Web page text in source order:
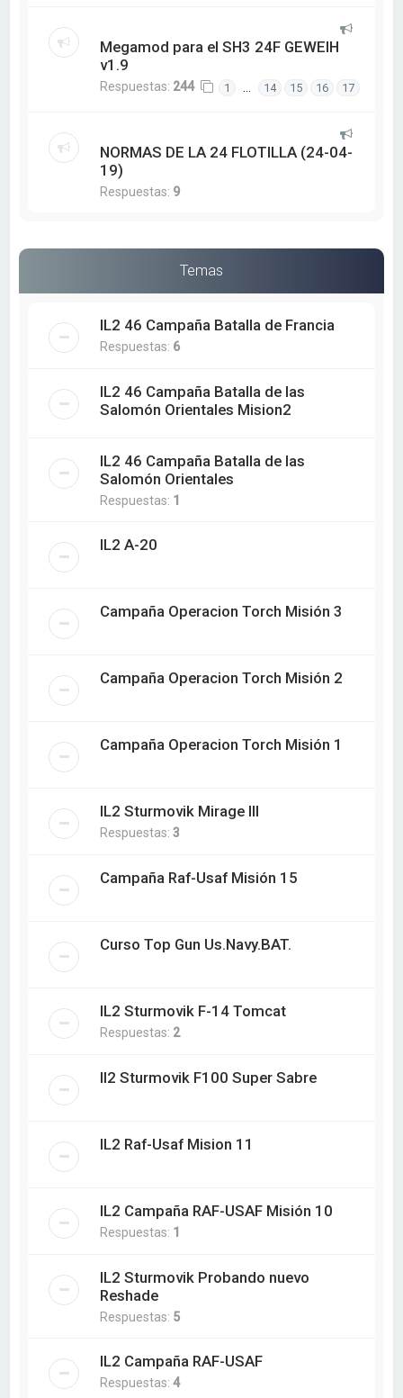
Megamod para el SH3 24F GEWEIH
v1.9
Respuestas: 244 1 … 14 15 16 17
NORMAS DE LA 24 FLOTILLA (24-04-
19)
Respuestas: 9
Temas
IL2 46 Campaña Batalla de Francia
Respuestas: 6
IL2 46 Campaña Batalla de las
Salomón Orientales Mision2
IL2 46 Campaña Batalla de las
Salomón Orientales
Respuestas: 1
IL2 A-20
Campaña Operacion Torch Misión 3
Campaña Operacion Torch Misión 2
Campaña Operacion Torch Misión 1
IL2 Sturmovik Mirage III
Respuestas:3
Campaña Raf-Usaf Misión 15
Curso Top Gun Us.Navy.BAT.
IL2 Sturmovik F-14 Tomcat
Respuestas: 2
Il2 Sturmovik F100 Super Sabre
IL2 Raf-Usaf Mision 11
IL2 Campaña RAF-USAF Misión 10
Respuestas: 1
IL2 Sturmovik Probando nuevo
Reshade
Respuestas: 5
IL2 Campaña RAF-USAF
Respuestas:4